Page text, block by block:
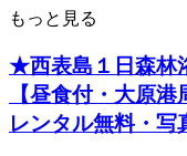
もっと見る
★西表島１日森林
【昼食付・大原
レンタル無料・写